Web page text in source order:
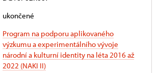
ukončené
Program na podporu aplikovaného
výzkumu a experimentálního vývoje
národní a kulturní identity na léta 2016 až
2022 (NAKI II)